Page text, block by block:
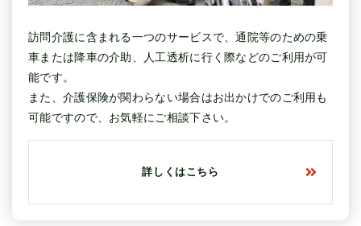
訪問介護に含まれる一つのサービスで、通院等のための乗
車または降車の介助、人工透析に行く際などのご利用が可
能です。
また、介護保険が関わらない場合はお出かけでのご利用も
可能ですので、お気軽にご相談下さい。
詳しくはこちら